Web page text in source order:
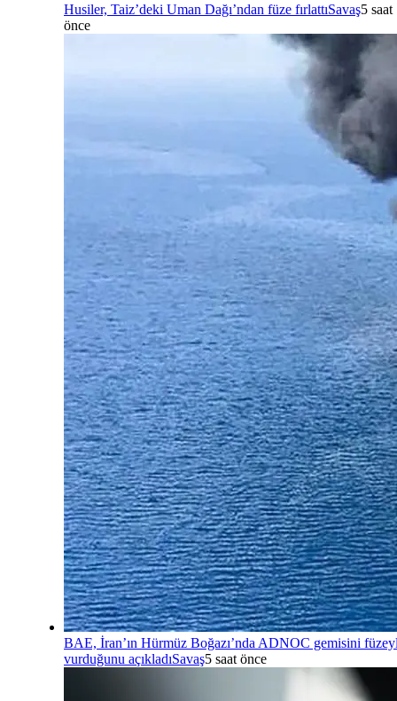
Husiler, Taiz’deki Uman Dağı’ndan füze fırlattıSavaş5 saat
önce
BAE, İran’ın Hürmüz Boğazı’nda ADNOC gemisini
vurduğunu açıkladıSavaş5 saat önce